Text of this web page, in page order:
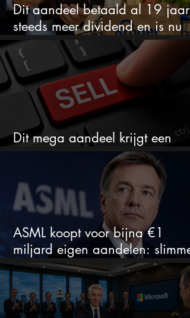
Dit aandeel betaald al 19 jaar
steeds meer dividend en is nu
goedkoop
Dit mega aandeel krijgt een
zeldzaam verkoopadvies
ASML koopt voor bijna €1
miljard eigen aandelen: slimme
zet of dure timing?